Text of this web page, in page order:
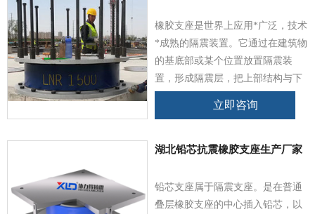
橡胶支座是世界上应用*广泛，技术
*成熟的隔震装置。它通过在建筑物
的基底部或某个位置放置隔震装
置，形成隔震层，把上部结构与下
震能量，避免或减少地震能量向上
其内部人员、设备，不影响室内设
立即咨询
湖北铅芯抗震橡胶支座生产厂家
铅芯支座属于隔震支座。是在普通
叠层橡胶支座的中心插入铅芯，以